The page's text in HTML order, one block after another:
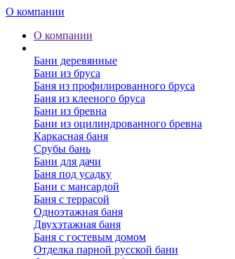
О компании
О компании
Бани деревянные
Бани из бруса
Баня из профилированного бруса
Баня из клееного бруса
Бани из бревна
Бани из оцилиндрованного бревна
Каркасная баня
Срубы бань
Бани для дачи
Баня под усадку
Бани с мансардой
Баня с террасой
Одноэтажная баня
Двухэтажная баня
Баня с гостевым домом
Отделка парной русской бани